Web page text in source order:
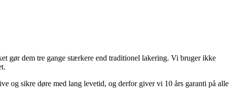
gør dem tre gange stærkere end traditionel lakering. Vi bruger ikke
og sikre døre med lang levetid, og derfor giver vi 10 års garanti på alle